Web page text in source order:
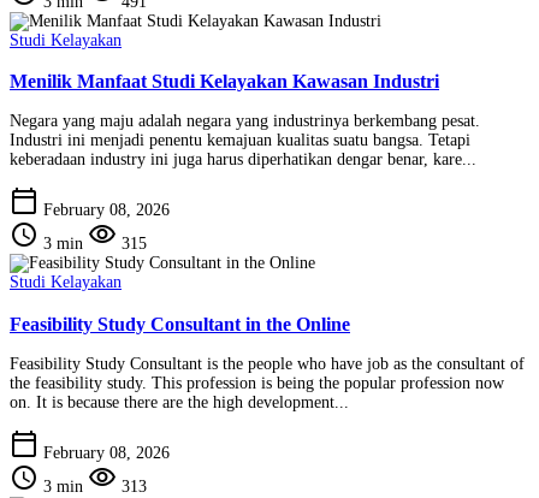
Studi Kelayakan
Menilik Manfaat Studi Kelayakan Kawasan Industri
Negara yang maju adalah negara yang industrinya berkembang pesat.
Industri ini menjadi penentu kemajuan kualitas suatu bangsa. Tetapi
keberadaan industry ini juga harus diperhatikan dengar benar, kare...
calendar_today February 08, 2026
schedule 3 min visibility 315
Studi Kelayakan
Feasibility Study Consultant in the Online
Feasibility Study Consultant is the people who have job as the consultant of
the feasibility study. This profession is being the popular profession now
on. It is because there are the high development...
calendar_today February 08, 2026
schedule 3 min visibility 313